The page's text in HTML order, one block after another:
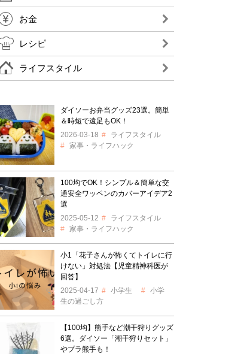
お金
レシピ
ライフスタイル
ダイソーお弁当グッズ23選。簡単
＆時短で遠足もOK！
2026-03-18
ライフスタイル
家事・ライフハック
100均でOK！シンプル＆簡単な交
通安全ワッペンのカバーアイデア2
選
2025-05-12
ライフスタイル
家事・ライフハック
小1「花子さんが怖くてトイレに行
けない」対処法【児童精神科医が
回答】
2025-04-17
小学生
小学
生の過ごし方
【100均】熊手など潮干狩りグッズ
6選。ダイソー「潮干狩りセット」
やプラ熊手も！